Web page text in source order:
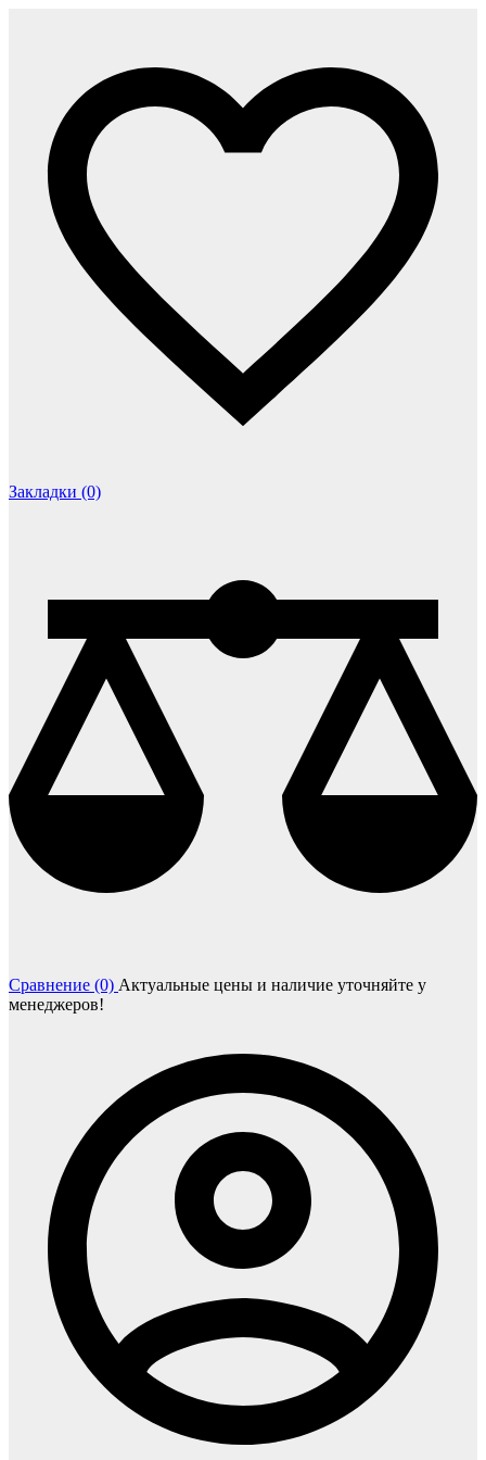
Закладки (0)
Сравнение (0) Актуальные цены и наличие уточняйте у
менеджеров!